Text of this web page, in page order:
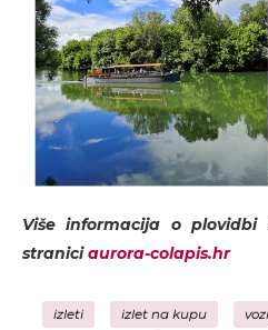
Više informacija o
straniciaurora-colapis.hr
izleti izlet na kupu